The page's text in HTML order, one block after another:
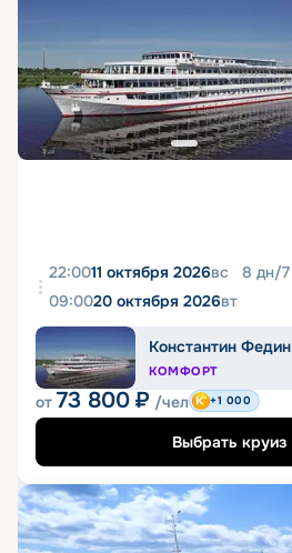
22:0011 октября 2026вс 8 дн/7
09:0020 октября 2026вт
Константин Федин
КОМФОРТ
от 73 800 ₽ /чел +1 000
Выбрать круиз